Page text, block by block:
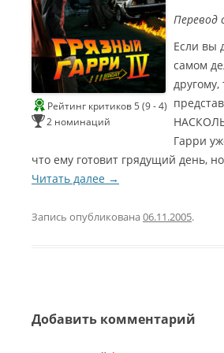
к
а
л
ь
н
ы
й
с
у
д
р
z
m
V
O
V
K
L
A
K
.
I
н
у
ф
ф
а
а
)
С
н
е
Г
2
э
р
2
1
3
у
ч
и
р
э
р
2
1
3
у
ч
и
а
Рейтинг критиков 5 (9 - 4)
2 номинаций
о
Перевод
Если вы
самом
Гарри
что ему готовит грядущий день,
Читать далее →
Запись опубликована06.11.2005.
Добавить комментарий